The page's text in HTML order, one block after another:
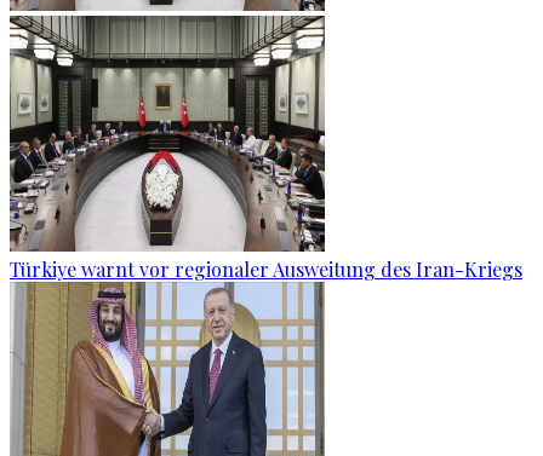
Türkiye warnt vor regionaler Ausweitung des Iran-Kriegs